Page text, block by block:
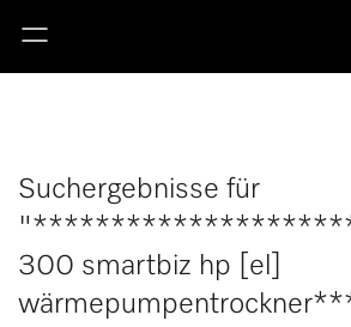
Suchergebnisse für
300 smartbiz hp [el]